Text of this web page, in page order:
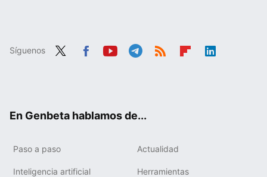
Síguenos
En Genbeta hablamos de...
Paso a paso Actualidad
Inteligencia artificial Herramientas